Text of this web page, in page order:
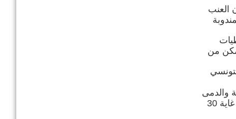
أوت 2023 على إفتتاح الدورة 61 لمهرجان العنب
من عنب المائدة ويمكن من
والدمى
العملاقة والماجورات وذلك بمناسبة إفتتاح فعاليات الدورة 61 لمهرجان العنب بقرنبالية الذي يتواصل من 16 إلى غاية 30